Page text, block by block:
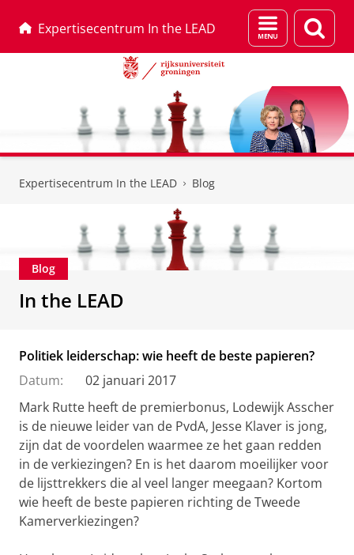
Expertisecentrum In the LEAD
Menu
en
Expertisecentrum In the LEAD Blog
Blog
In the LEAD
Politiek leiderschap: wie heeft de beste papieren?
Datum:
02 januari 2017
Mark Rutte heeft de premierbonus, Lodewijk Asscher
is de nieuwe leider van de PvdA, Jesse Klaver is jong,
zijn dat de voordelen waarmee ze het gaan redden
in de verkiezingen? En is het daarom moeilijker voor
de lijsttrekkers die al veel langer meegaan? Kortom
wie heeft de beste papieren richting de Tweede
Kamerverkiezingen?